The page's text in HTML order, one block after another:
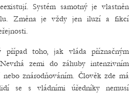
Systém samotný je vlastněn
Změna je vždy jen iluzí a fikcí
toho, jak vláda příznačným
zemi do záhuby intenzivním
znárodňováním. Člověk zde má
se s vládními úředníky nemusí